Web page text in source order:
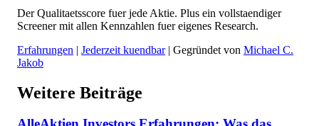
Der Qualitaetsscore fuer jede Aktie. Plus ein vollstaendiger
Screener mit allen Kennzahlen fuer eigenes Research.
Erfahrungen | Jederzeit kuendbar| Gegründet von Michael C.
Jakob
Weitere Beiträge